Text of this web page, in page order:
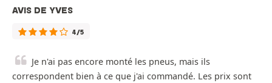
AVIS DE YVES
4/5
Je n'ai pas encore monté les pneus, mais ils
correspondent bien à ce que j'ai commandé. Les prix sont